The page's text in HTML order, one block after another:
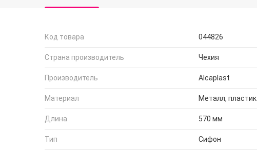
Код товара 044826
Страна производитель Чехия
Производитель Alcaplast
Материал Металл, пластик
Длина 570 мм
Тип Сифон